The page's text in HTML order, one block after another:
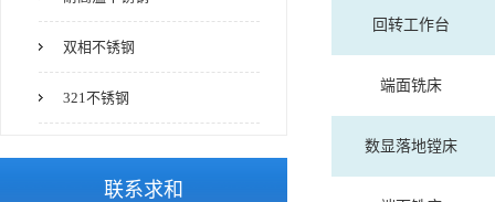
双相不锈钢
321不锈钢
联系求和
回转工作台
端面铣床
数显落地镗床